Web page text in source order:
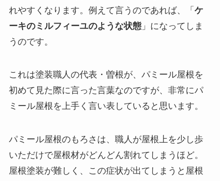
れやすくなります。例えて言うのであれば、「 ケ
ーキのミルフィーユのような状態」になってしま
うのです。
これは塗装職人の代表・曽根が、パミール屋根を
初めて見た際に言った言葉なのですが、非常にパ
ミール屋根を上手く言い表していると思います。
パミール屋根のもろさは、職人が屋根上を少し歩
いただけで屋根材がどんどん割れてしまうほど。
屋根塗装が難しく、この症状が出てしまうと屋根